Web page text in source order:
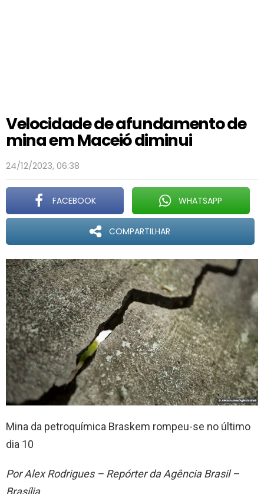
Velocidade de afundamento de
mina em Maceió diminui
24/12/2023, 06:38
FACEBOOK WHATSAPP
COMPARTILHAR
Mina da petroquímica Braskem rompeu-se no último
dia 10
Por Alex Rodrigues – Repórter da Agência Brasil –
Brasília